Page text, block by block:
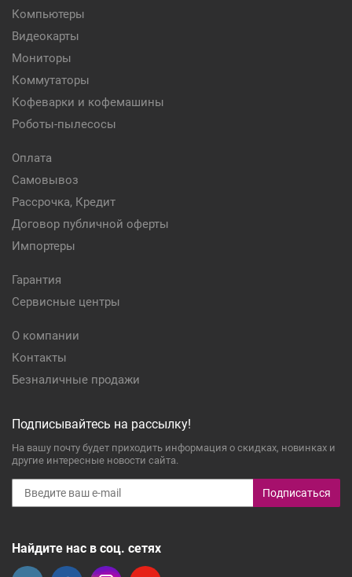
Компьютеры
Видеокарты
Мониторы
Коммутаторы
Кофеварки и кофемашины
Роботы-пылесосы
Оплата
Самовывоз
Рассрочка, Кредит
Договор публичной оферты
Импортеры
Гарантия
Сервисные центры
О компании
Контакты
Безналичные продажи
Подписывайтесь на рассылку!
На вашу почту будет приходить информация о скидках, новинках и
другие интересные новости сайта.
Подписаться
Найдите нас в соц. сетях